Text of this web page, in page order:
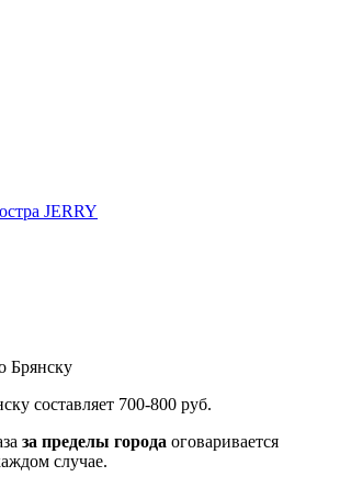
JERRY
Брянску
составляет 700-800 руб.
за пределы города оговаривается
случае.